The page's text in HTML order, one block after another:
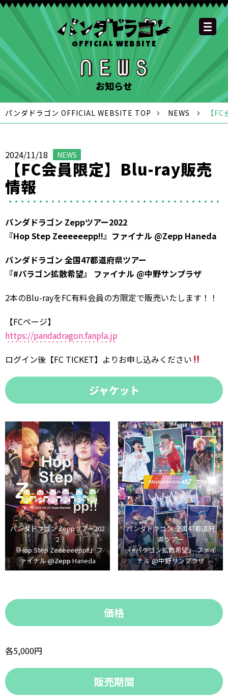
OFFICIAL WEBSITEOFFICIAL SITE TOP
NEWS MEMBER
SCHEDULE DISCOGRAPHY
GOODS
FAQ CONTACT
YOUTUBE
CHANNEL
INSTAGRAM
OFFICIAL
TWITTER
OFFICIAL LINE
ACCOUNT
OFFICIAL
TIKTOK
お知らせ
パンダドラゴン OFFICIAL WEBSITE TOP NEWS 【
2024/11/18 NEWS
【FC会員限定】Blu-ray販売
情報
パンダドラゴン Zeppツアー2022
『Hop Step Zeeeeeepp!!』ファイナル @Zepp Haneda
パンダドラゴン 全国47都道府県ツアー
『#パラゴン拡散希望』 ファイナル @中野サンプラザ
2本のBlu-rayをFC有料会員の方限定で販売いたします！！
【FCページ】
https://pandadragon.fanpla.jp
ログイン後【FC TICKET】よりお申し込みください
ジャケット
パンダドラゴン Zeppツアー202
2
『Hop Step Zeeeeeepp!!』フ
ァイナル @Zepp Haneda
パンダドラゴン 全国47都道府
県ツアー
『#パラゴン拡散希望』 ファイ
ナル @中野サンプラザ
価格
各5,000円
販売期間